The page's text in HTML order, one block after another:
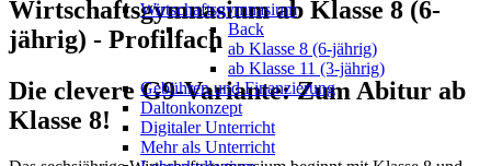
Wirtschaftsgymnasium
Back
ab Klasse 8 (6-jährig)
ab Klasse 11 (3-jährig)
Gebühren und Finanzierung
Daltonkonzept
Digitaler Unterricht
Mehr als Unterricht
Wirtschaftsgymnasium ab Klasse 8 (6-
jährig) - Profilfach
Die clevere G9-Variante: Zum Abitur ab
Klasse 8!